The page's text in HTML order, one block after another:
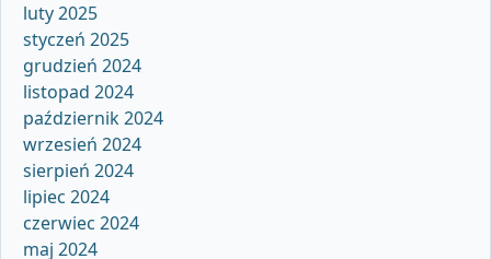
luty 2025
styczeń 2025
grudzień 2024
listopad 2024
październik 2024
wrzesień 2024
sierpień 2024
lipiec 2024
czerwiec 2024
maj 2024